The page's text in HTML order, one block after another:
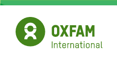
Aller
contenu
principal